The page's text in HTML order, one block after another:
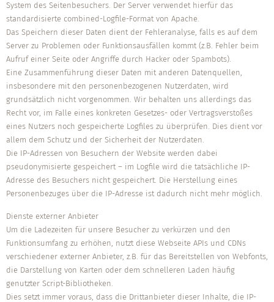
System des Seitenbesuchers. Der Server verwendet hierfür das
standardisierte combined-Logfile-Format von Apache.
Das Speichern dieser Daten dient der Fehleranalyse, falls es auf dem
Server zu Problemen oder Funktionsausfällen kommt (z.B. Fehler beim
Aufruf einer Seite oder Angriffe durch Hacker oder Spambots).
Eine Zusammenführung dieser Daten mit anderen Datenquellen,
insbesondere mit den personenbezogenen Nutzerdaten, wird
grundsätzlich nicht vorgenommen. Wir behalten uns allerdings das
Recht vor, im Falle eines konkreten Gesetzes- oder Vertragsverstoßes
eines Nutzers noch gespeicherte Logfiles zu überprüfen. Dies dient vor
allem dem Schutz und der Sicherheit der Nutzerdaten.
Die IP-Adressen von Besuchern der Website werden dabei
pseudonymisierte gespeichert – im Logfile wird die tatsächliche IP-
Adresse des Besuchers nicht gespeichert. Die Herstellung eines
Personenbezuges über die IP-Adresse ist dadurch nicht mehr möglich.
Dienste externer Anbieter
Um die Ladezeiten für unsere Besucher zu verkürzen und den
Funktionsumfang zu erhöhen, nutzt diese Webseite APIs und CDNs
verschiedener externer Anbieter, z.B. für das Bereitstellen von Webfonts,
die Darstellung von Karten oder dem schnelleren Laden häufig
genutzter Script-Bibliotheken.
Dies setzt immer voraus, dass die Drittanbieter dieser Inhalte, die IP-